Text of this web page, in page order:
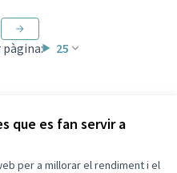
que es fan servir a
per a millorar el rendiment i el
25